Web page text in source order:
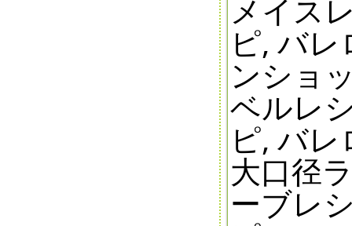
メイス
ピ, バ
ンショ
ベルレ
ピ, バ
大口径
ーブレ